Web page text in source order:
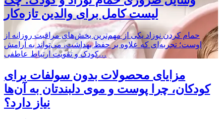
لیست کامل برای والدین تازه‌کار
حمام کردن نوزاد یکی از مهم‌ترین بخش‌های مراقبت روزانه از
اوست؛ تجربه‌ای که علاوه بر حفظ بهداشت، می‌تواند به آرامش
کودک و تقویت ارتباط عاطفی…
مزایای محصولات بدون سولفات برای
کودکان، چرا پوست و موی دلبندتان به آن‌ها
نیاز دارد؟